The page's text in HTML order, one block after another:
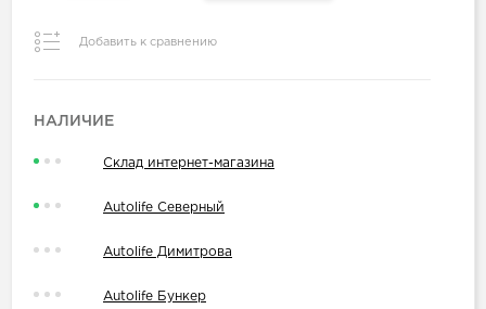
Добавить к сравнению
НАЛИЧИЕ
Склад интернет-магазина
Autolife Северный
Autolife Димитрова
Autolife Бункер